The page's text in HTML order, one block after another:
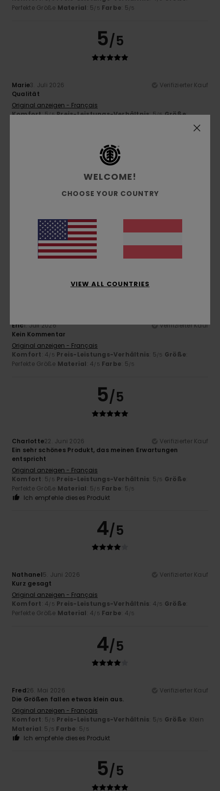
Perfekte Größe Material: 5 /5 Farbe: 5 /5
5/5
Marie3. Juli 2026
Verifizierter Kauf
Qualität
Original anzeigen - Français
Komfort: 5/5 Preis-Leistungs-Verhältnis: 5/5 Größe:
3/5
Es fehlt ein elastischer / eng anliegender Strumpf
Original anzeigen - Français
Komfort: 4/5 Preis-Leistungs-Verhältnis
Material: 5/5 Farbe: 5/5
4/5
Eric1. Juli 2026
Verifizierter Kauf
Kein Kommentar
Original anzeigen - Français
Komfort: 4 /5 Preis-Leistungs-Verhältnis: 5 /5 Größe:
Perfekte Größe Material: 4 /5 Farbe: 5 /5
5/5
Charlotte22. Juni 2026
Verifizierter Kauf
Ein sehr schönes Produkt, das meinen Erwartungen
entspricht
Original anzeigen - Français
Komfort: 5 /5 Preis-Leistungs-Verhältnis: 5 /5 Größe:
Perfekte Größe Material: 5 /5 Farbe: 5 /5
Ich empfehle dieses Produkt
4/5
Nathanel5. Juni 2026
Verifizierter Kauf
Kurz gesagt
Original anzeigen - Français
Komfort: 4 /5 Preis-Leistungs-Verhältnis: 4 /5 Größe:
Perfekte Größe Material: 4 /5 Farbe: 4 /5
4/5
Fred26. Mai 2026
Verifizierter Kauf
Die Größen fallen etwas klein aus.
Original anzeigen - Français
Komfort: 5 /5 Preis-Leistungs-Verhältnis: 5 /5 Größe: Klein
Material: 5 /5 Farbe: 5 /5
Ich empfehle dieses Produkt
5/5
WELCOME!
CHOOSE YOUR COUNTRY
VIEW ALL COUNTRIES